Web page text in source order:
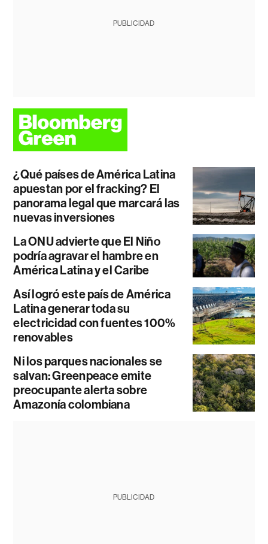
PUBLICIDAD
¿Qué países de América Latina
apuestan por el fracking? El
panorama legal que marcará las
nuevas inversiones
La ONU advierte que El Niño
podría agravar el hambre en
América Latina y el Caribe
Así logró este país de América
Latina generar toda su
electricidad con fuentes 100%
renovables
Ni los parques nacionales se
salvan: Greenpeace emite
preocupante alerta sobre
Amazonía colombiana
PUBLICIDAD